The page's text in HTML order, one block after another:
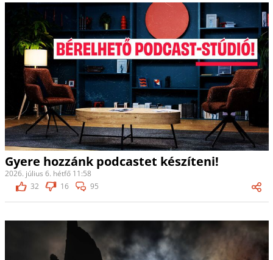
Gyere hozzánk podcastet készíteni!
2026. július 6. hétfő 11:58
32
16 95